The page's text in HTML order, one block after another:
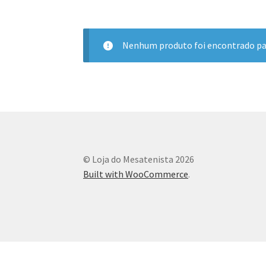
Nenhum produto foi encontrado
© Loja do Mesatenista 2026
Built with WooCommerce.